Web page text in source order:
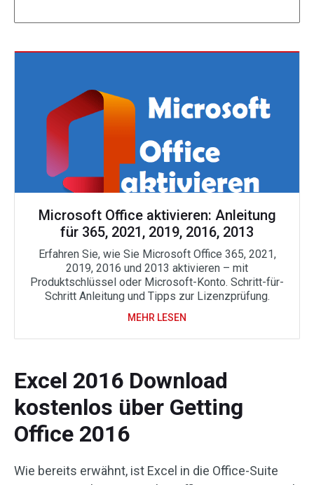
Microsoft Office aktivieren: Anleitung
für 365, 2021, 2019, 2016, 2013
Erfahren Sie, wie Sie Microsoft Office 365, 2021,
2019, 2016 und 2013 aktivieren – mit
Produktschlüssel oder Microsoft-Konto. Schritt-für-
Schritt Anleitung und Tipps zur Lizenzprüfung.
MEHR LESEN
Excel 2016 Download
kostenlos über Getting
Office 2016
Wie bereits erwähnt, ist Excel in die Office-Suite